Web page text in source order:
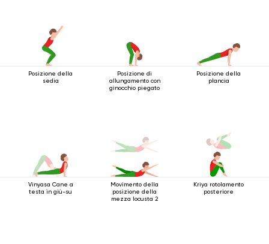
Posizione della
sedia
Posizione di
allungamento con
ginocchio piegato
Posizione della
plancia
Vinyasa Cane a
testa in giù-su
Movimento della
posizione della
mezza locusta 2
Kriya rotolamento
posteriore